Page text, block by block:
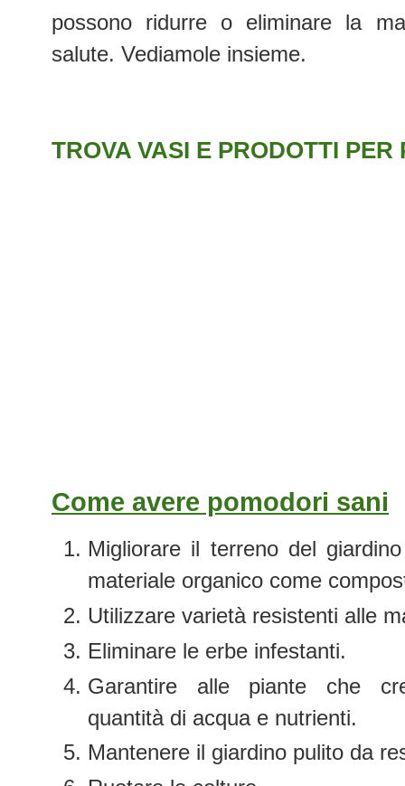
possono ridurre o eliminare la
salute. Vediamole insieme.
TROVA VASI E PRODOTTI PER
Come avere pomodori sani
Migliorare il terreno del
materiale organico come
Utilizzare varietà resistenti alle
Eliminare le erbe infestanti.
Garantire alle piante che
quantità di acqua e nutrienti.
Mantenere il giardino pulito da